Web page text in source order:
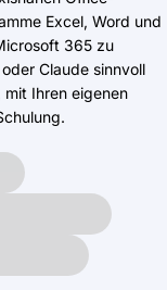
Excel, Word und
365 zu
Claude sinnvoll
Ihren eigenen